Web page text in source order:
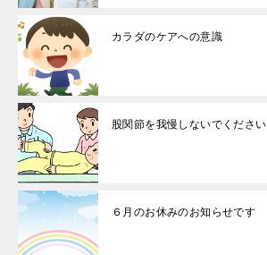
カラダのケアへの意識
股関節を我慢しないでください
６月のお休みのお知らせです